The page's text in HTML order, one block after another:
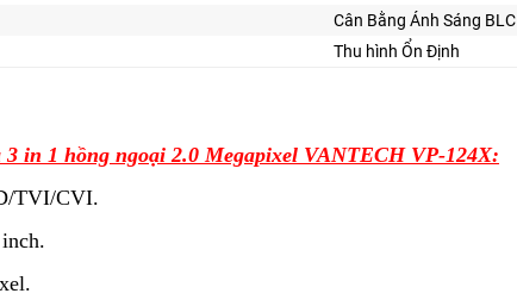
Cân Bằng Ánh Sáng BLC
Thu hình Ổn Định
3 in 1 hồng ngoại 2.0 Megapixel VANTECH VP-124X:
TVI/CVI.